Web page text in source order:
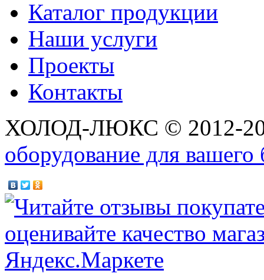
Каталог продукции
Наши услуги
Проекты
Контакты
ХОЛОД-ЛЮКС © 2012-
оборудование для вашего